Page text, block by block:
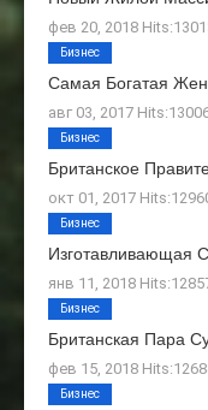
фев 20, 2018
Самая Богатая
авг 03, 2017
Бизнес
Британское
окт 01, 2017
Бизнес
Изготавливающая
янв 11, 2018
Бизнес
Британская Пара
фев 15, 2018
Бизнес
Бизнес